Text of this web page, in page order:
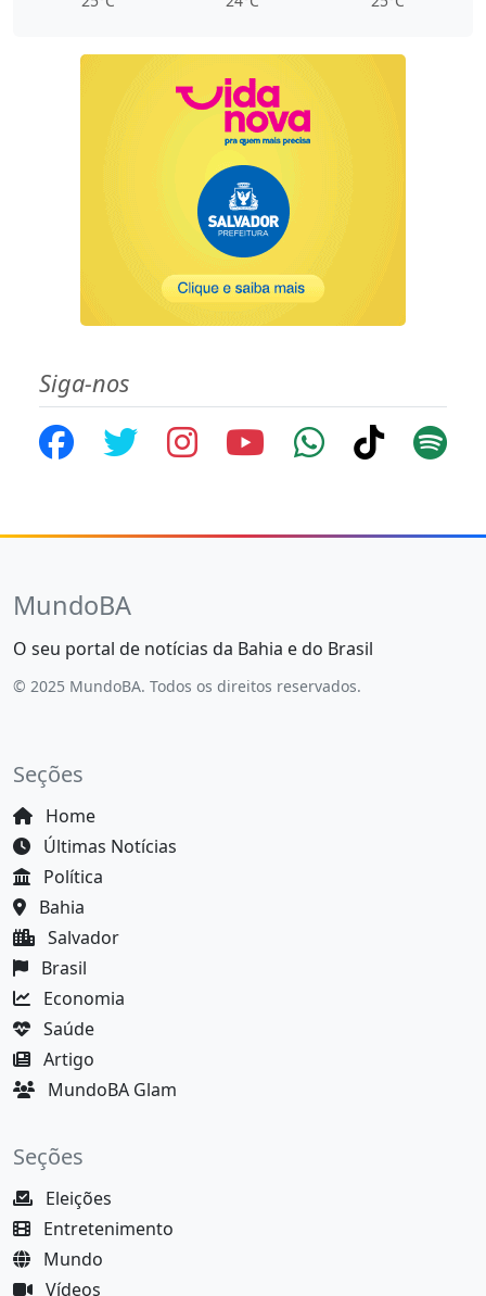
Siga-nos
MundoBA
O seu portal de notícias da Bahia e do Brasil
© 2025 MundoBA. Todos os direitos reservados.
Seções
Home
Últimas Notícias
Política
Bahia
Salvador
Brasil
Economia
Saúde
Artigo
MundoBA Glam
Seções
Eleições
Entretenimento
Mundo
Vídeos